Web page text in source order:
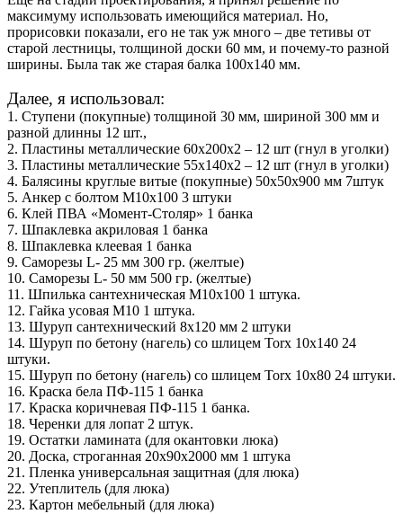
максимуму использовать имеющийся материал. Но,
прорисовки показали, его не так уж много – две тетивы от
старой лестницы, толщиной доски 60 мм, и почему-то разной
ширины. Была так же старая балка 100х140 мм.
Далее, я использовал:
1. Ступени (покупные) толщиной 30 мм, шириной 300 мм и
разной длинны 12 шт.,
2. Пластины металлические 60х200х2 – 12 шт (гнул в уголки)
3. Пластины металлические 55х140х2 – 12 шт (гнул в уголки)
4. Балясины круглые витые (покупные) 50х50х900 мм 7штук
5. Анкер с болтом М10х100 3 штуки
6. Клей ПВА «Момент-Столяр» 1 банка
7. Шпаклевка акриловая 1 банка
8. Шпаклевка клеевая 1 банка
9. Саморезы L- 25 мм 300 гр. (желтые)
10. Саморезы L- 50 мм 500 гр. (желтые)
11. Шпилька сантехническая М10х100 1 штука.
12. Гайка усовая М10 1 штука.
13. Шуруп сантехнический 8х120 мм 2 штуки
14. Шуруп по бетону (нагель) со шлицем Torx 10х140 24
штуки.
15. Шуруп по бетону (нагель) со шлицем Torx 10х80 24 штуки.
16. Краска бела ПФ-115 1 банка
17. Краска коричневая ПФ-115 1 банка.
18. Черенки для лопат 2 штук.
19. Остатки ламината (для окантовки люка)
20. Доска, строганная 20х90х2000 мм 1 штука
21. Пленка универсальная защитная (для люка)
22. Утеплитель (для люка)
23. Картон мебельный (для люка)